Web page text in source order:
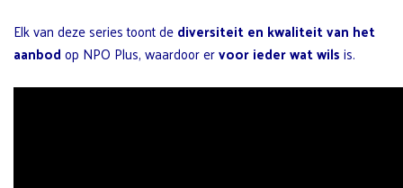
Elk van deze series toont dediversiteit en kwaliteit van het
aanbodop NPO Plus, waardoor ervoor ieder wat wilsis.